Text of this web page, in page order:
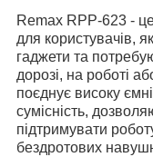
Remax RPP-623 -
для користувачів,
гаджети та
дорозі, на роботі
поєднує високу
сумісність,
підтримувати
бездротових